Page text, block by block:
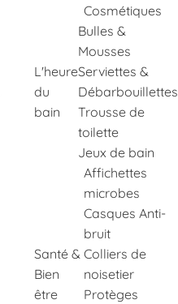
Cosmétiques
L'heure
du
bain
Bulles &
Mousses
Serviettes &
Débarbouillettes
Trousse de
toilette
Jeux de bain
Santé &
Bien
être
Affichettes
microbes
Casques Anti-
bruit
Colliers de
noisetier
Protèges